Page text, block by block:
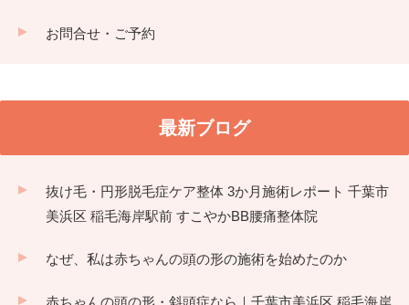
お問合せ・ご予約
最新ブログ
抜け毛・円形脱毛症ケア整体 3か月施術レポート 千葉市
美浜区 稲毛海岸駅前 すこやかBB腰痛整体院
なぜ、私は赤ちゃんの頭の形の施術を始めたのか